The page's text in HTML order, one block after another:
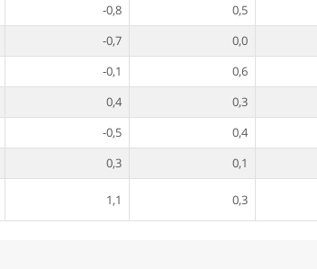
-0,8 0,5
-0,7 0,0
-0,1 0,6
0,4 0,3
-0,5 0,4
0,3 0,1
1,1 0,3